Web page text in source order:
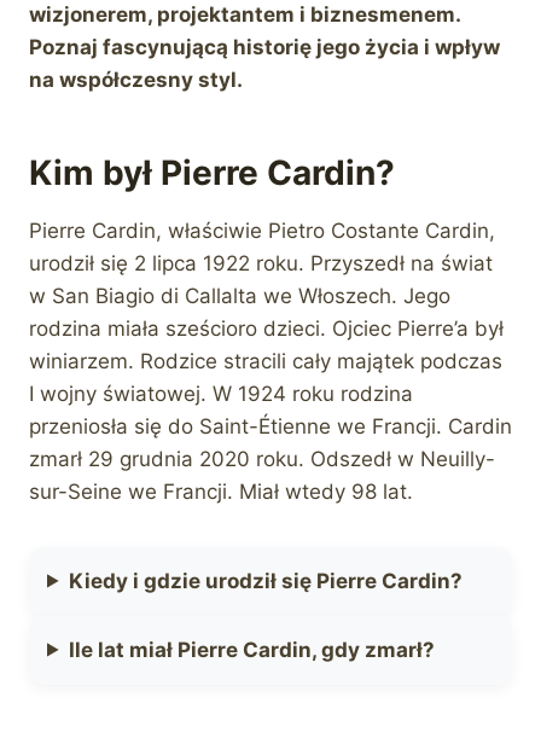
wizjonerem, projektantem i biznesmenem.
Poznaj fascynującą historię jego życia i wpływ
na współczesny styl.
Kim był Pierre Cardin?
Pierre Cardin, właściwie Pietro Costante Cardin,
urodził się 2 lipca 1922 roku. Przyszedł na świat
w San Biagio di Callalta we Włoszech. Jego
rodzina miała sześcioro dzieci. Ojciec Pierre’a był
winiarzem. Rodzice stracili cały majątek podczas
I wojny światowej. W 1924 roku rodzina
przeniosła się do Saint-Étienne we Francji. Cardin
zmarł 29 grudnia 2020 roku. Odszedł w Neuilly-
sur-Seine we Francji. Miał wtedy 98 lat.
Kiedy i gdzie urodził się Pierre Cardin?
Ile lat miał Pierre Cardin, gdy zmarł?